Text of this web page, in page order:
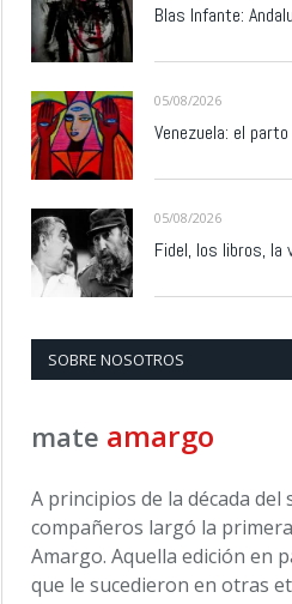
Blas Infante:
05/08/2026
Venezuela: el
05/08/2026
Fidel, los libros, la
SOBRE NOSOTROS
mate amargo
A principios de la década
compañeros largó la
Amargo. Aquella edición en
que le sucedieron en otras